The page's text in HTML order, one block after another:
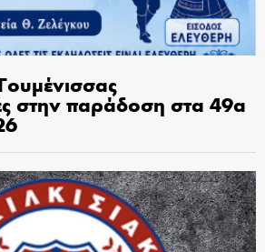
στην παράδοση στα 49α